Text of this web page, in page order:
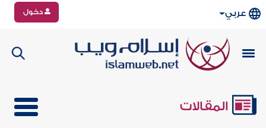
عربي دخول
المقالات